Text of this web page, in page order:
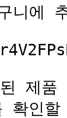
니에
제
인